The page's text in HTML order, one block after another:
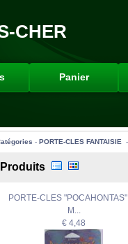
CHER
Panier
- PORTE-CLES FANTAISIE
Produits
PORTE-CLES
M...
€ 4,48